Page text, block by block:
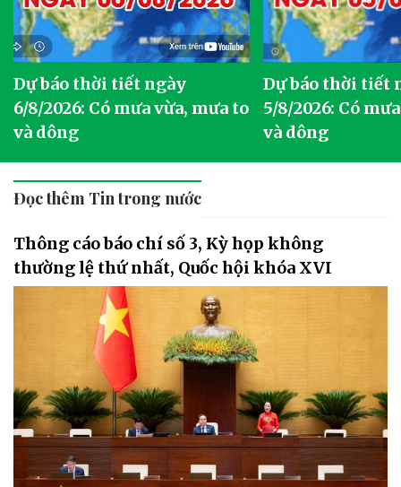
Dự báo thời tiết ngày
6/8/2026: Có mưa vừa, mưa to
và dông
Dự báo thời tiết
5/8/2026: Có
và dông
Đọc thêm Tin trong nước
Thông cáo báo chí số 3, Kỳ họp không
thường lệ thứ nhất, Quốc hội khóa XVI